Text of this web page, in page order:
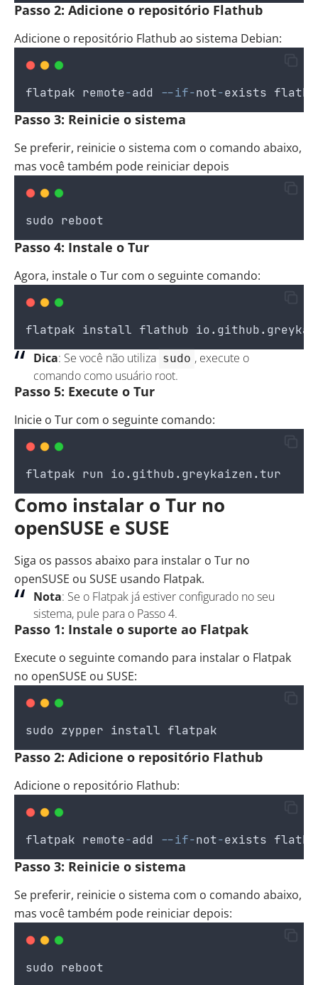
Passo 2: Adicione o repositório Flathub
Adicione o repositório Flathub ao sistema Debian:
flatpak remote-add --if-not-exists
Passo 3: Reinicie o sistema
Se preferir, reinicie o sistema com o comando abaixo,
mas você também pode reiniciar depois
sudo reboot
Passo 4: Instale o Tur
Agora, instale o Tur com o seguinte comando:
flatpak install flathub io. github.
Dica: Se você não utiliza sudo , execute o
comando como usuário root.
Passo 5: Execute o Tur
Inicie o Tur com o seguinte comando:
flatpak run io. github. greykaizen. tur
Como instalar o Tur no
openSUSE e SUSE
Siga os passos abaixo para instalar o Tur no
openSUSE ou SUSE usando Flatpak.
Nota: Se o Flatpak já estiver configurado no seu
sistema, pule para o Passo 4.
Passo 1: Instale o suporte ao Flatpak
Execute o seguinte comando para instalar o Flatpak
no openSUSE ou SUSE:
sudo zypper install flatpak
Passo 2: Adicione o repositório Flathub
Adicione o repositório Flathub:
flatpak remote-add --if-not-exists
Passo 3: Reinicie o sistema
Se preferir, reinicie o sistema com o comando abaixo,
mas você também pode reiniciar depois:
sudo reboot